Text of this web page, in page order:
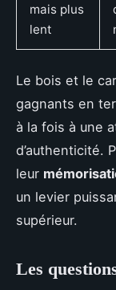
mais plus
lent
Le bois et le
gagnants en
à la fois à une
d’authenticité.
leur
un levier
supérieur.
Les